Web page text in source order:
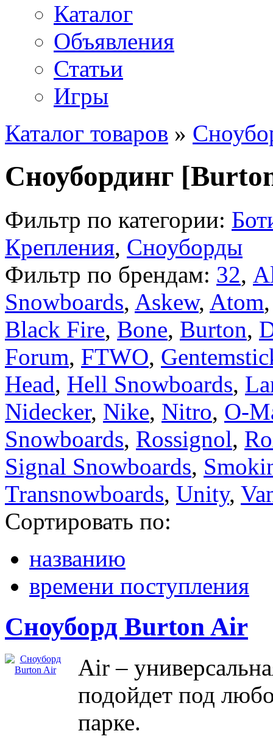
Каталог
Объявления
Статьи
Игры
Каталог товаров »
Сноубординг
Фильтр по категории:
Крепления, Сноуборды
Фильтр по брендам: 32,
Snowboards, Askew, Atom
Black Fire, Bone, Burton,
Forum, FTWO,
Head, Hell Snowboards,
Nidecker, Nike, Nitro, O-
Snowboards, Rossignol,
Signal Snowboards,
Transnowboards, Unity,
Сортировать по:
названию
времени поступления
Сноуборд Burton Air
Air –
подойдет под
парке.